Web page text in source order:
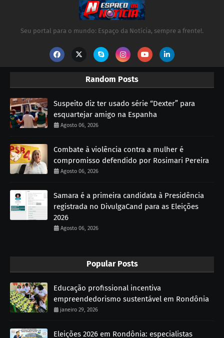
Seu portal para o mundo: Espaço da Notícia, sempre a frente!.
Random Posts
Suspeito diz ter usado série “Dexter” para
esquartejar amigo na Espanha
Agosto 06, 2026
Combate à violência contra a mulher é
compromisso defendido por Rosimari Pereira
Agosto 06, 2026
Samara é a primeira candidata à Presidência
registrada no DivulgaCand para as Eleições
2026
Agosto 06, 2026
Popular Posts
Educação profissional incentiva
empreendedorismo sustentável em Rondônia
janeiro 29, 2026
Eleições 2026 em Rondônia: especialistas